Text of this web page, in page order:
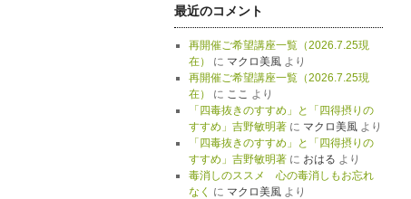
最近のコメント
再開催ご希望講座一覧（2026.7.25現
在）
に マクロ美風より
再開催ご希望講座一覧（2026.7.25現
在）
に ここ より
「四毒抜きのすすめ」と「四得摂りの
すすめ」吉野敏明著に マクロ美風より
「四毒抜きのすすめ」と「四得摂りの
すすめ」吉野敏明著に おはる より
毒消しのススメ 心の毒消しもお忘れ
なく に マクロ美風より